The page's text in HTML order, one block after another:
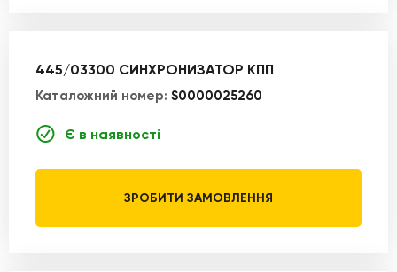
445/03300 СИНХРОНИЗАТОР КПП
Каталожний номер: S0000025260
Є в наявності
ЗРОБИТИ ЗАМОВЛЕННЯ